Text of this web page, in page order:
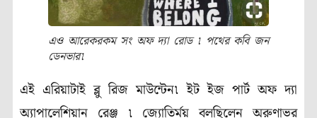
এও আরেকরকম সং অফ দ্যা রোড ৷ পথের কবি জন
ডেনভার৷
এই এরিয়াটাই ব্লু রিজ মাউন্টেন৷ ইট ইজ পার্ট অফ দ্যা
অ্যাপালেশিয়ান রেঞ্জ ৷ জ্যোতির্ময় বলছিলেন অরুণাভর